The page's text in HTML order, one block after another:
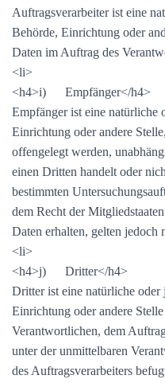
Auftragsverarbeiter ist eine
Behörde, Einrichtung oder
Daten im Auftrag des
<li>
<h4>i) Empfänger</h4>
Empfänger ist eine natürliche
Einrichtung oder andere
offengelegt werden,
einen Dritten handelt oder
bestimmten
dem Recht der
Daten erhalten, gelten jedoch
<li>
<h4>j) Dritter</h4>
Dritter ist eine natürliche oder
Einrichtung oder andere
Verantwortlichen, dem
unter der unmittelbaren
des Auftragsverarbeiters